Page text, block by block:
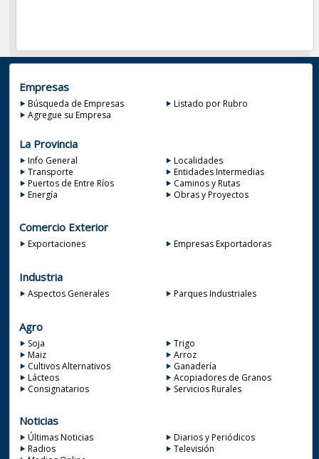
Empresas
Búsqueda de Empresas
Listado por Rubro
Agregue su Empresa
La Provincia
Info General
Localidades
Transporte
Entidades Intermedias
Puertos de Entre Ríos
Caminos y Rutas
Energía
Obras y Proyectos
Comercio Exterior
Exportaciones Empresas Exportadoras
Industria
Aspectos Generales Parques Industriales
Agro
Soja
Trigo
Maiz
Arroz
Cultivos Alternativos
Ganadería
Lácteos
Acopiadores de Granos
Consignatarios
Servicios Rurales
Noticias
Últimas Noticias
Diarios y Periódicos
Radios
Televisión